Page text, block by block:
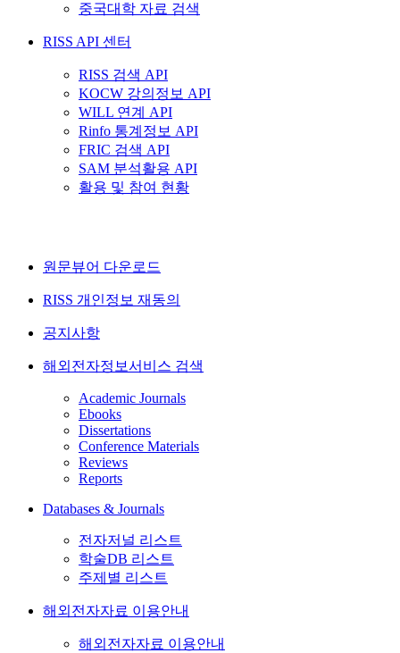
중국대학 자료 검색
RISS API 센터
RISS 검색 API
KOCW 강의정보 API
WILL 연계 API
Rinfo 통계정보 API
FRIC 검색 API
SAM 분석활용 API
활용 및 참여 현황
원문뷰어 다운로드
RISS 개인정보 재동의
공지사항
해외전자정보서비스 검색
Academic Journals
Ebooks
Dissertations
Conference Materials
Reviews
Reports
Databases & Journals
전자저널 리스트
학술DB 리스트
주제별 리스트
해외전자자료 이용안내
해외전자자료 이용안내